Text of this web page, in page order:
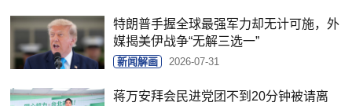
特朗普手握全球最强军力却无计可施，外
媒揭美伊战争“无解三选一”
新闻解画 2026-07-31
蒋万安拜会民进党团不到20分钟被请离